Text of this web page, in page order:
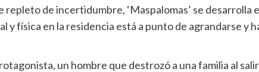
de incertidumbre, ‘Maspalomas’ se desarrolla
física en la residencia está a punto de agrandarse y
un hombre que destrozó a una familia al